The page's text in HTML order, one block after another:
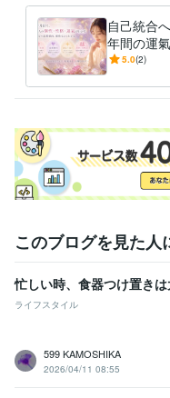
自己統合
年間の運
愛、相性
5.0(2)
このブログを見た人
忙しい時、食器つけ置き
ライフスタイル
599 KAMOSHIKA
2026/04/11 08:55